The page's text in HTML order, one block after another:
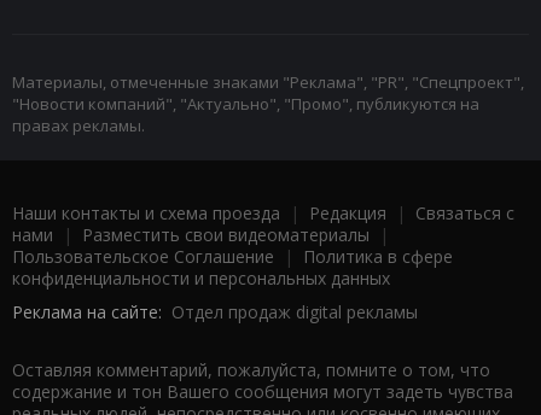
Материалы, отмеченные знаками "Реклама", "PR", "Спецпроект",
"Новости компаний", "Актуально", "Промо", публикуются на
правах рекламы.
Наши контакты и схема проезда | Редакция | Связаться с
нами | Разместить свои видеоматериалы |
Пользовательское Соглашение |
Политика в сфере
конфиденциальности и персональных данных
Реклама на сайте: Отдел продаж digital рекламы
Оставляя комментарий, пожалуйста, помните о том, что
содержание и тон Вашего сообщения могут задеть чувства